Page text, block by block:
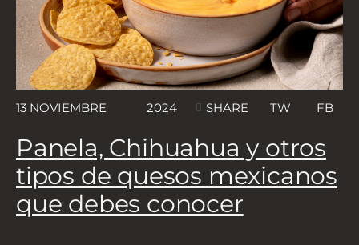
13 NOVIEMBRE 2024 SHARE TW FB
Panela, Chihuahua y otros
tipos de quesos mexicanos
que debes conocer